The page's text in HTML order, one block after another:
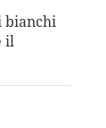
bianchi
il